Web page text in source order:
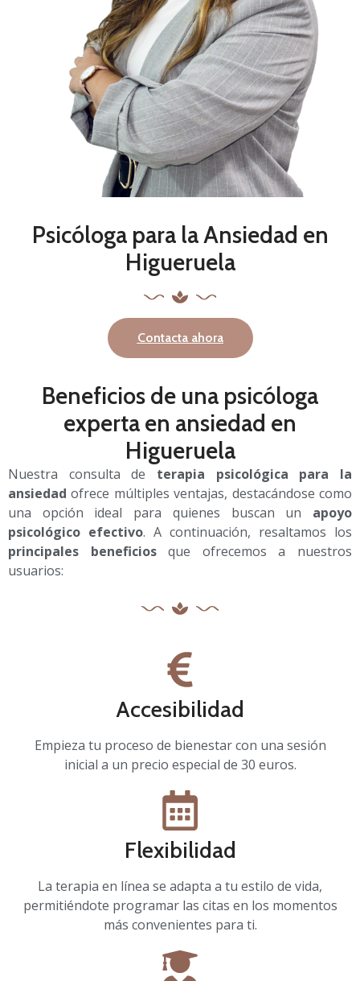
Psicóloga para la Ansiedad en
Higueruela
Contacta ahora
Beneficios de una psicóloga
experta en ansiedad en
Higueruela
Nuestra consulta de terapia psicológica para la
ansiedad ofrece múltiples ventajas, destacándose como
una opción ideal para quienes buscan un apoyo
psicológico efectivo. A continuación, resaltamos los
principales beneficiosque ofrecemos a nuestros
usuarios:
Accesibilidad
Empieza tu proceso de bienestar con una sesión
inicial a un precio especial de 30 euros.
Flexibilidad
La terapia en línea se adapta a tu estilo de vida,
permitiéndote programar las citas en los momentos
más convenientes para ti.